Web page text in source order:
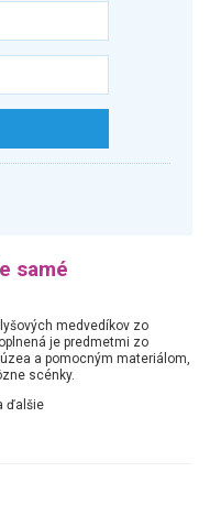
samé
medvedíkov zo
je predmetmi zo
a pomocným materiálom,
scénky.
ďalšie